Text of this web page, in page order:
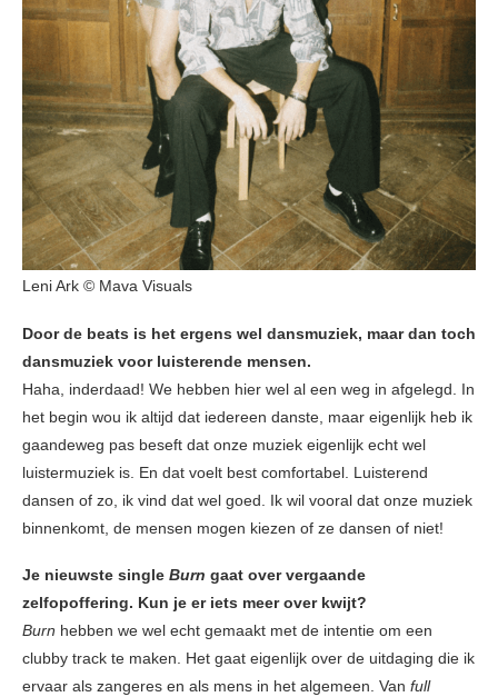
Leni Ark © Mava Visuals
Door de beats is het ergens wel dansmuziek, maar dan toch
dansmuziek voor luisterende mensen.
Haha, inderdaad! We hebben hier wel al een weg in afgelegd. In
het begin wou ik altijd dat iedereen danste, maar eigenlijk heb ik
gaandeweg pas beseft dat onze muziek eigenlijk echt wel
luistermuziek is. En dat voelt best comfortabel. Luisterend
dansen of zo, ik vind dat wel goed. Ik wil vooral dat onze muziek
binnenkomt, de mensen mogen kiezen of ze dansen of niet!
Je nieuwste single Burn gaat over vergaande
zelfopoffering. Kun je er iets meer over kwijt?
Burn hebben we wel echt gemaakt met de intentie om een
clubby track te maken. Het gaat eigenlijk over de uitdaging die ik
ervaar als zangeres en als mens in het algemeen. Van full